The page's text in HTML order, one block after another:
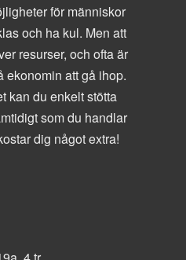
för människor
och ha kul. Men att
resurser, och ofta är
ekonomin att gå ihop.
kan du enkelt stötta
som du handlar
dig något extra!